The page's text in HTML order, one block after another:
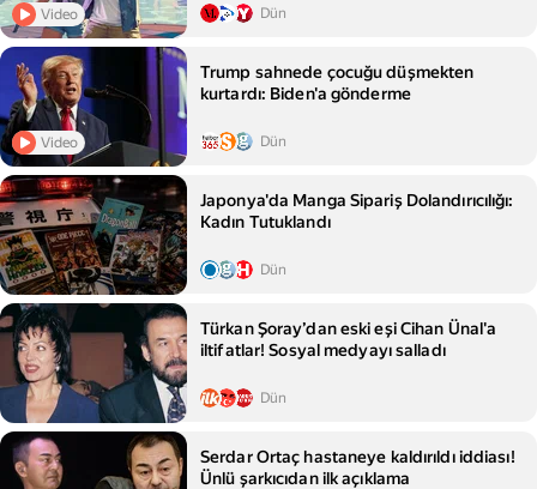
Video Dün
Video
Trump sahnede çocuğu düşmekten
kurtardı: Biden'a gönderme
Dün
Japonya'da Manga Sipariş Dolandırıcılığı:
Kadın Tutuklandı
Dün
Türkan Şoray’dan eski eşi Cihan Ünal'a
iltifatlar! Sosyal medyayı salladı
Dün
Serdar Ortaç hastaneye kaldırıldı iddiası!
Ünlü şarkıcıdan ilk açıklama